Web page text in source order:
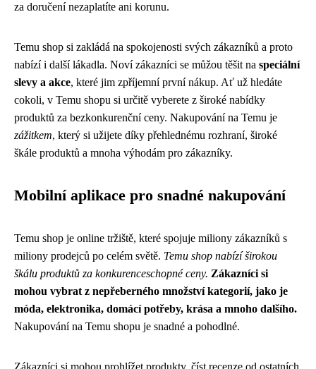
za doručení nezaplatíte ani korunu.
Temu shop si zakládá na spokojenosti svých zákazníků a proto
nabízí i další lákadla. Noví zákazníci se můžou těšit na speciální
slevy a akce, které jim zpříjemní první nákup. Ať už hledáte
cokoli, v Temu shopu si určitě vyberete z široké nabídky
produktů za bezkonkurenční ceny. Nakupování na Temu je
zážitkem, který si užijete díky přehlednému rozhraní, široké
škále produktů a mnoha výhodám pro zákazníky.
Mobilní aplikace pro snadné nakupování
Temu shop je online tržiště, které spojuje miliony zákazníků s
miliony prodejců po celém světě. Temu shop nabízí širokou
škálu produktů za konkurenceschopné ceny. Zákazníci si
mohou vybrat z nepřeberného množství kategorií, jako je
móda, elektronika, domácí potřeby, krása a mnoho dalšího.
Nakupování na Temu shopu je snadné a pohodlné.
Zákazníci si mohou prohlížet produkty, číst recenze od ostatních